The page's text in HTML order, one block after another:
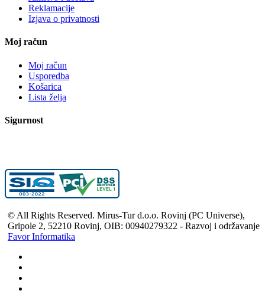
Reklamacije
Izjava o privatnosti
Moj račun
Moj račun
Usporedba
Košarica
Lista želja
Sigurnost
© All Rights Reserved. Mirus-Tur d.o.o. Rovinj (PC Universe),
Gripole 2, 52210 Rovinj, OIB: 00940279322 - Razvoj i održavanje
Favor Informatika